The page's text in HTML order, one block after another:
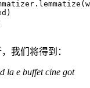
我们将得到：
la e buffet cine got